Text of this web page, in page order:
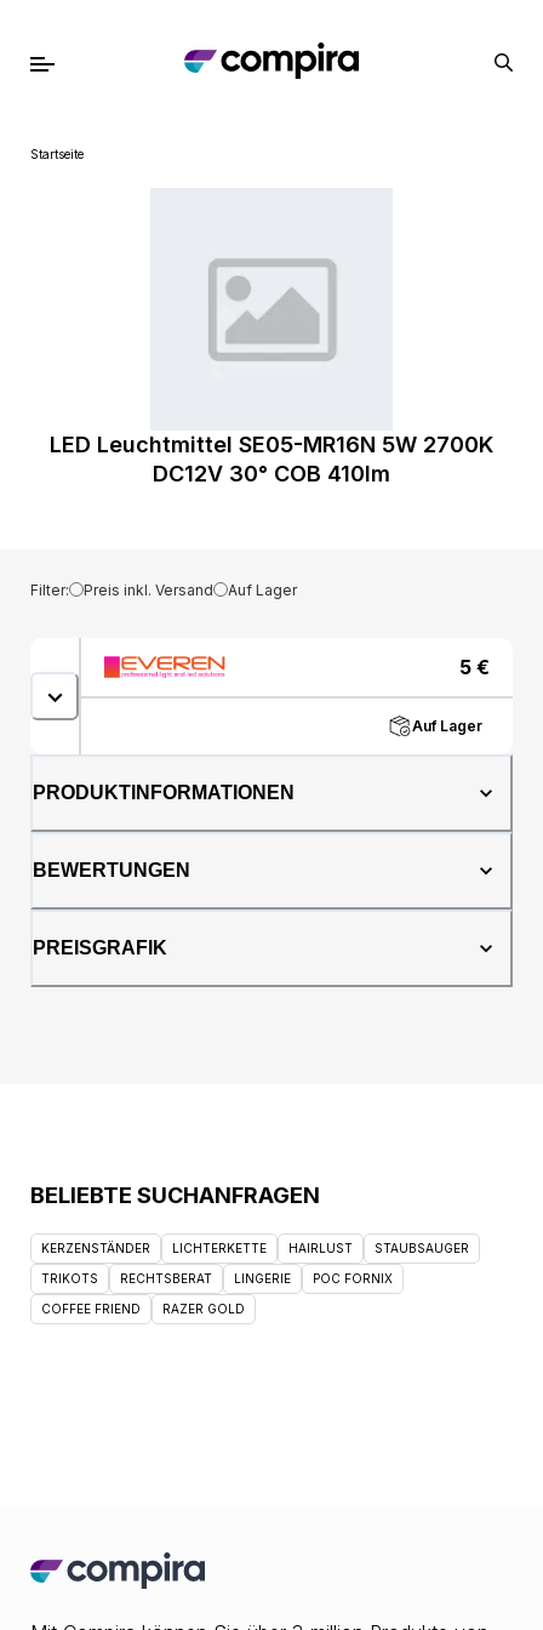
Startseite
LED Leuchtmittel SE05-MR16N 5W 2700K
DC12V 30° COB 410lm
Filter: Preis inkl. Versand Auf Lager
5 €
Auf Lager
PRODUKTINFORMATIONEN
BEWERTUNGEN
PREISGRAFIK
BELIEBTE SUCHANFRAGEN
KERZENSTÄNDER LICHTERKETTE HAIRLUST STAUBSAUGER
TRIKOTS RECHTSBERAT LINGERIE POC FORNIX
COFFEE FRIEND RAZER GOLD